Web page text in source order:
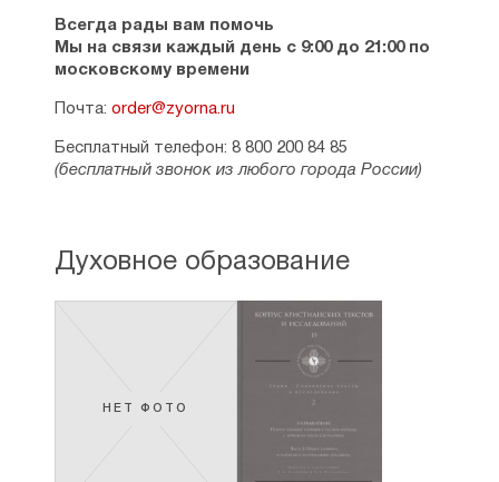
Всегда рады вам помочь
Мы на связи каждый день с 9:00 до 21:00 по
московскому времени
Почта: order@zyorna.ru
Бесплатный телефон: 8 800 200 84 85
(бесплатный звонок из любого города России)
Духовное образование
НЕТ ФОТО